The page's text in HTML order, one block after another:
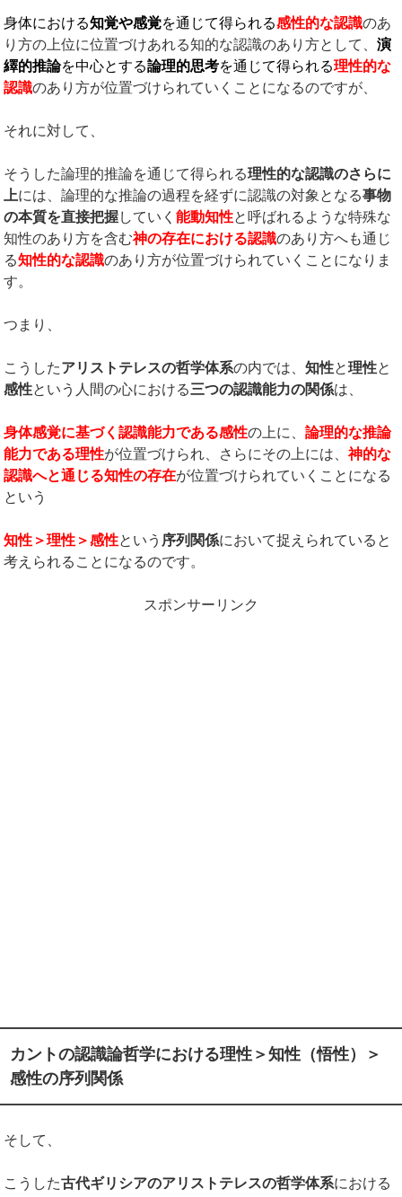
身体における知覚や感覚を通じて得られる感性的な認識のあ
り方の上位に位置づけあれる知的な認識のあり方として、演
繹的推論を中心とする論理的思考を通じて得られる理性的な
認識のあり方が位置づけられていくことになるのですが、
それに対して、
そうした論理的推論を通じて得られる理性的な認識のさらに
上には、論理的な推論の過程を経ずに認識の対象となる事物
の本質を直接把握していく能動知性と呼ばれるような特殊な
知性のあり方を含む神の存在における認識のあり方へも通じ
る知性的な認識のあり方が位置づけられていくことになりま
す。
つまり、
こうしたアリストテレスの哲学体系の内では、知性と理性と
感性という人間の心における三つの認識能力の関係は、
身体感覚に基づく認識能力である感性の上に、論理的な推論
能力である理性が位置づけられ、さらにその上には、神的な
認識へと通じる知性の存在が位置づけられていくことになる
という
知性＞理性＞感性という 序列関係において捉えられていると
考えられることになるのです。
スポンサーリンク
カントの認識論哲学における理性＞知性（悟性）＞
感性の序列関係
そして、
こうした古代ギリシアのアリストテレスの哲学体系における